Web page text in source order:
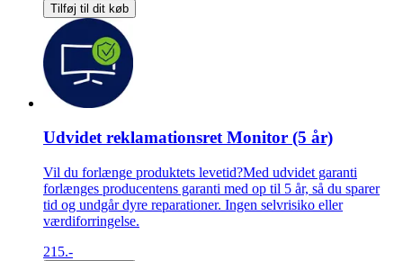
Tilføj til dit køb
Udvidet reklamationsret Monitor (5 år)
Vil du forlænge produktets levetid?Med udvidet garanti
forlænges producentens garanti med op til 5 år, så du sparer
tid og undgår dyre reparationer. Ingen selvrisiko eller
værdiforringelse.
215.-